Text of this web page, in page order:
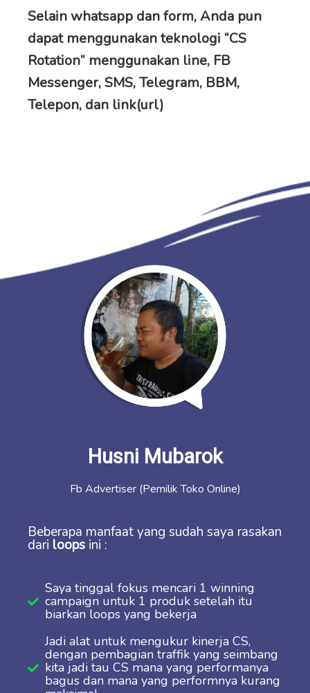
Selain whatsapp dan form, Anda pun
dapat menggunakan teknologi “CS
Rotation” menggunakan line, FB
Messenger, SMS, Telegram, BBM,
Telepon, dan link(url)
Husni Mubarok
Fb Advertiser (Pemilik Toko Online)
Beberapa manfaat yang sudah saya rasakan
dari loops ini :
Saya tinggal fokus mencari 1 winning
campaign untuk 1 produk setelah itu
biarkan loops yang bekerja
Jadi alat untuk mengukur kinerja CS,
dengan pembagian traffik yang seimbang
kita jadi tau CS mana yang performanya
bagus dan mana yang performnya kurang